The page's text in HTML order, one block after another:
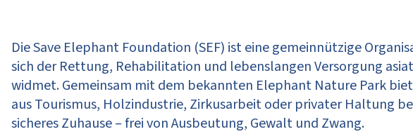
Die Save Elephant Foundation (SEF) ist eine gemeinnützige
sich der Rettung, Rehabilitation und lebenslangen Versorgung
widmet. Gemeinsam mit dem bekannten Elephant Nature Park
aus Tourismus, Holzindustrie, Zirkusarbeit oder privater Haltung
sicheres Zuhause – frei von Ausbeutung, Gewalt und Zwang.